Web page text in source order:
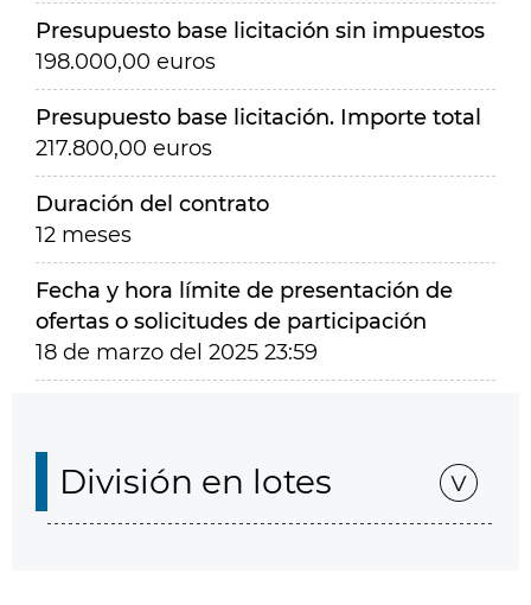
Presupuesto base licitación sin impuestos
198.000,00 euros
Presupuesto base licitación. Importe total
217.800,00 euros
Duración del contrato
12 meses
Fecha y hora límite de presentación de
ofertas o solicitudes de participación
18 de marzo del 2025 23:59
División en lotes